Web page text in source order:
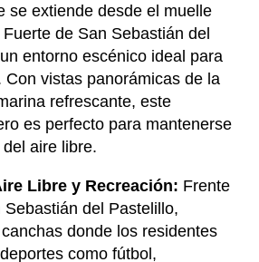
se extiende desde el muelle
de San Sebastián del
entorno escénico ideal para
Con vistas panorámicas de la
refrescante, este
es perfecto para mantenerse
aire libre.
Libre y Recreación: Frente
del Pastelillo,
donde los residentes
como fútbol,